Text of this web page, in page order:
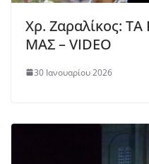
Χρ. Ζαραλίκος:
ΜΑΣ – VIDEO
30 Ιανουαρίου 2026